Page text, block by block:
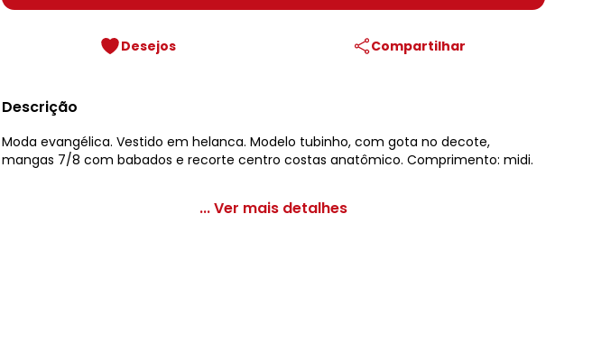
Desejos Compartilhar
Descrição
Moda evangélica. Vestido em helanca. Modelo tubinho, com gota no decote,
mangas 7/8 com babados e recorte centro costas anatômico. Comprimento: midi.
... Ver mais detalhes